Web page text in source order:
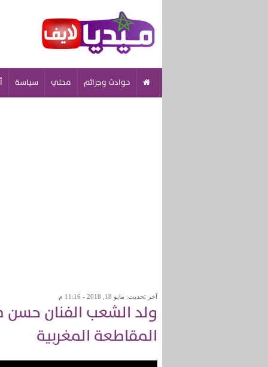
حوادث وجرائم محلي سياسة
آخر تحديث: مايو 18, 2018 - 11:16 م
ولد الشعب الفنان
المقاطعة المغربية